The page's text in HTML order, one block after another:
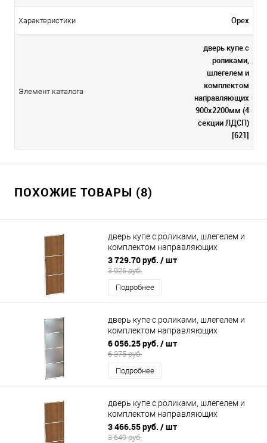
Характеристики Орех
Элемент каталога
дверь купе с
роликами,
шлегелем и
комплектом
направляющих
900х2200мм (4
секции ЛДСП)
[621]
ПОХОЖИЕ ТОВАРЫ (8)
дверь купе с роликами, шлегелем и
комплектом направляющих
800х2200мм (ЛДСП 3 секции)
3 729.70 руб. / шт
3 926 руб.
Подробнее
дверь купе с роликами, шлегелем и
комплектом направляющих
900х2200мм (4 секции зеркало)
6 056.25 руб. / шт
6 375 руб.
Подробнее
дверь купе с роликами, шлегелем и
комплектом направляющих
700х2200мм (ЛДСП 3 секции)
3 466.55 руб. / шт
3 649 руб.